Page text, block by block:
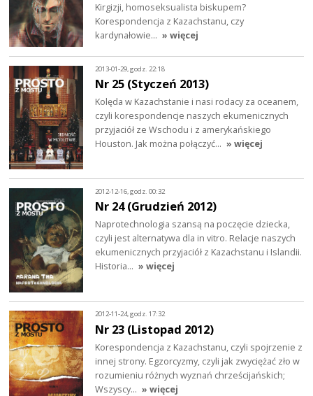
Kirgizji, homoseksualista biskupem?
Korespondencja z Kazachstanu, czy
kardynałowie… » więcej
2013-01-29, godz. 22:18
Nr 25 (Styczeń 2013)
Kolęda w Kazachstanie i nasi rodacy za oceanem,
czyli korespondencje naszych ekumenicznych
przyjaciół ze Wschodu i z amerykańskiego
Houston. Jak można połączyć… » więcej
2012-12-16, godz. 00:32
Nr 24 (Grudzień 2012)
Naprotechnologia szansą na poczęcie dziecka,
czyli jest alternatywa dla in vitro. Relacje naszych
ekumenicznych przyjaciół z Kazachstanu i Islandii.
Historia… » więcej
2012-11-24, godz. 17:32
Nr 23 (Listopad 2012)
Korespondencja z Kazachstanu, czyli spojrzenie z
innej strony. Egzorcyzmy, czyli jak zwyciężać zło w
rozumieniu różnych wyznań chrześcijańskich;
Wszyscy… » więcej